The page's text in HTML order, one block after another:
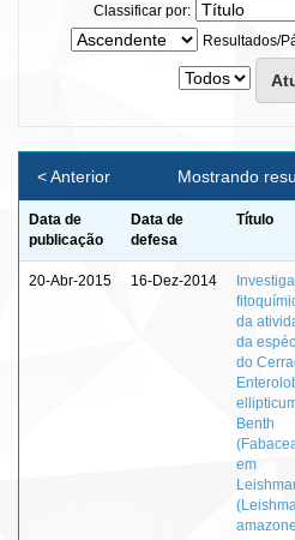
Classificar por:
Resultados/
Mostrando
< Anterior
Data de
publicação
Data de
defesa
Título
20-Abr-2015 16-Dez-2014
da
da
do
Benth
em